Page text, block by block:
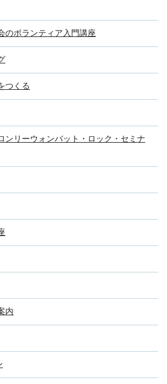
のボランティア入門講座
つくる
リーウォンバット・ロック・セミナ
内